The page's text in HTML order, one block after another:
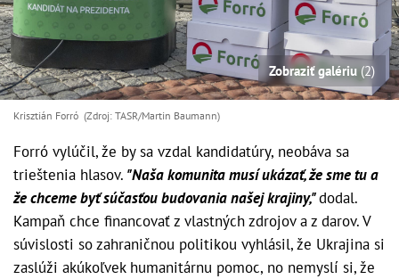
Zobraziť galériu(2)
Krisztián Forró (Zdroj: TASR/Martin Baumann)
Forró vylúčil, že by sa vzdal kandidatúry, neobáva sa
trieštenia hlasov. "Naša komunita musí ukázať, že sme tu a
že chceme byť súčasťou budovania našej krajiny,"dodal.
Kampaň chce financovať z vlastných zdrojov a z darov. V
súvislosti so zahraničnou politikou vyhlásil, že Ukrajina si
zaslúži akúkoľvek humanitárnu pomoc, no nemyslí si, že